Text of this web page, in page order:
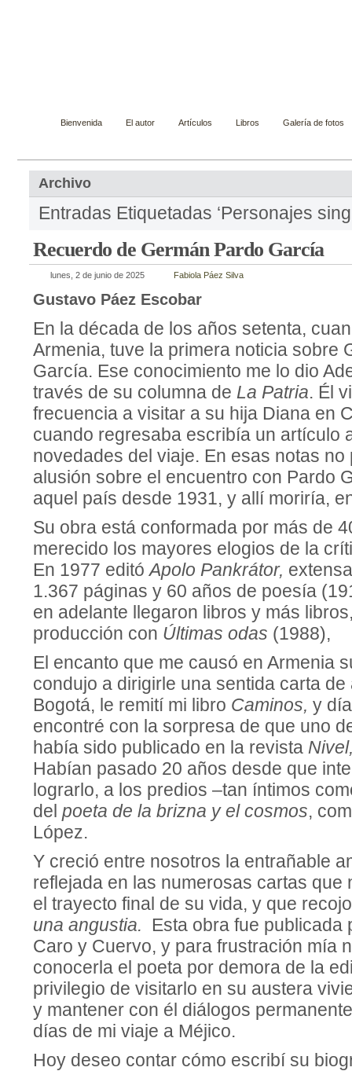
Bienvenida El autor Artículos Libros Galería de fotos
Archivo
Entradas Etiquetadas ‘Personajes
Recuerdo de Germán Pardo García
lunes, 2 de junio de 2025 Fabiola Páez Silva
Gustavo Páez Escobar
En la década de los años setenta,
Armenia, tuve la primera noticia sobre
García. Ese conocimiento me lo dio
través de su columna de La Patria. Él
frecuencia a visitar a su hija Diana en
cuando regresaba escribía un artículo
novedades del viaje. En esas notas no
alusión sobre el encuentro con Pardo
aquel país desde 1931, y allí moriría,
Su obra está conformada por más de
merecido los mayores elogios de la
En 1977 editóApolo Pankrátor,
1.367 páginas y 60 años de poesía
en adelante llegaron libros y más
producción con Últimas odas (1988),
El encanto que me causó en Armenia
condujo a dirigirle una sentida carta de
Bogotá, le remití mi libro Caminos, y
encontré con la sorpresa de que uno
había sido publicado en la revista
Habían pasado 20 años desde que
lograrlo, a los predios –tan íntimos
del poeta de la brizna y el cosmos,
López.
Y creció entre nosotros la entrañable
reflejada en las numerosas cartas que
el trayecto final de su vida, y que
una angustia. Esta obra fue publicada
Caro y Cuervo, y para frustración mía
conocerla el poeta por demora de la
privilegio de visitarlo en su austera
y mantener con él diálogos
días de mi viaje a Méjico.
Hoy deseo contar cómo escribí su